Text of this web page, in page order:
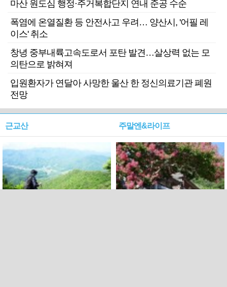
마산 원도심 행정·주거복합단지 연내 준공 수순
폭염에 온열질환 등 안전사고 우려… 양산시, '어필 레
이스' 취소
창녕 중부내륙고속도로서 포탄 발견…살상력 없는 모
의탄으로 밝혀져
입원환자가 연달아 사망한 울산 한 정신의료기관 폐원
전망
근교산 주말엔&라이프